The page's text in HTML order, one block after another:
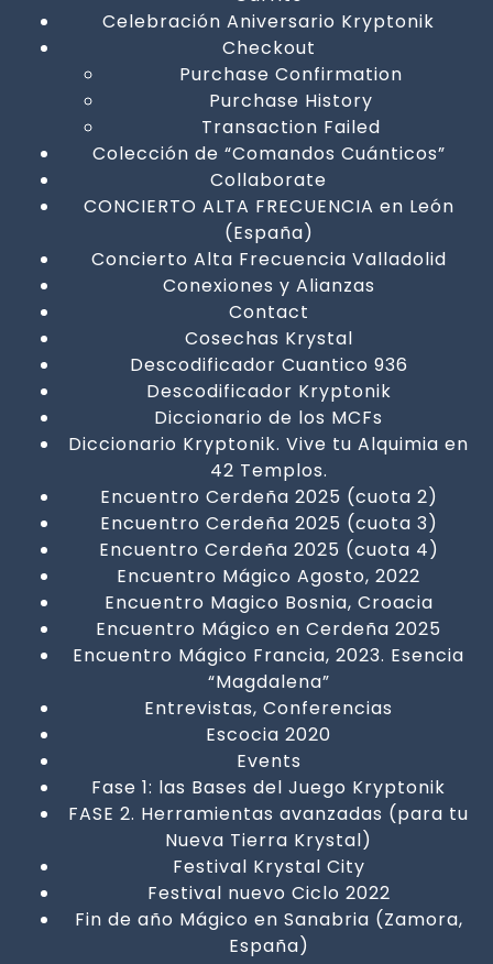
Celebración Aniversario Kryptonik
Checkout
Purchase Confirmation
Purchase History
Transaction Failed
Colección de “Comandos Cuánticos”
Collaborate
CONCIERTO ALTA FRECUENCIA en León
(España)
Concierto Alta Frecuencia Valladolid
Conexiones y Alianzas
Contact
Cosechas Krystal
Descodificador Cuantico 936
Descodificador Kryptonik
Diccionario de los MCFs
Diccionario Kryptonik. Vive tu Alquimia en
42 Templos.
Encuentro Cerdeña 2025 (cuota 2)
Encuentro Cerdeña 2025 (cuota 3)
Encuentro Cerdeña 2025 (cuota 4)
Encuentro Mágico Agosto, 2022
Encuentro Magico Bosnia, Croacia
Encuentro Mágico en Cerdeña 2025
Encuentro Mágico Francia, 2023. Esencia
“Magdalena”
Entrevistas, Conferencias
Escocia 2020
Events
Fase 1: las Bases del Juego Kryptonik
FASE 2. Herramientas avanzadas (para tu
Nueva Tierra Krystal)
Festival Krystal City
Festival nuevo Ciclo 2022
Fin de año Mágico en Sanabria (Zamora,
España)